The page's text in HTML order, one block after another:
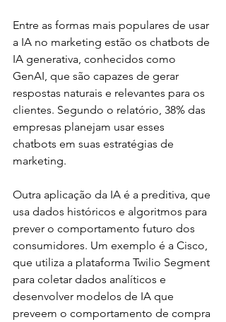
Entre as formas mais populares de usar
a IA no marketing estão os chatbots de
IA generativa, conhecidos como
GenAI, que são capazes de gerar
respostas naturais e relevantes para os
clientes. Segundo o relatório, 38% das
empresas planejam usar esses
chatbots em suas estratégias de
marketing.
Outra aplicação da IA é a preditiva, que
usa dados históricos e algoritmos para
prever o comportamento futuro dos
consumidores. Um exemplo é a Cisco,
que utiliza a plataforma Twilio Segment
para coletar dados analíticos e
desenvolver modelos de IA que
preveem o comportamento de compra